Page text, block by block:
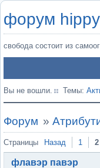
форум
свобода состоит из
Вы не вошли. Темы:
Форум »
Страницы Назад 1 2
флавэр павэр